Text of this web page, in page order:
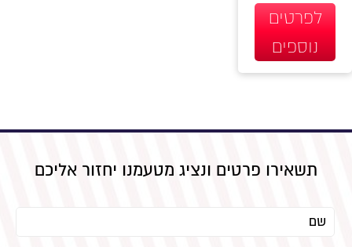
לפרטים
נוספים
תשאירו פרטים ונציג מטעמנו יחזור אליכם